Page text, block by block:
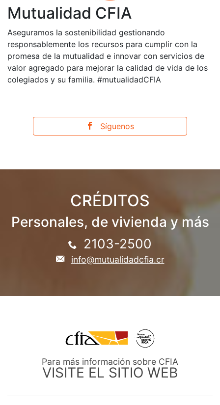
Mutualidad CFIA
Aseguramos la sostenibilidad gestionando
responsablemente los recursos para cumplir con la
promesa de la mutualidad e innovar con servicios de
valor agregado para mejorar la calidad de vida de los
colegiados y su familia. #mutualidadCFIA
Síguenos
CRÉDITOS
Personales, de vivienda y más
2103-2500
info@mutualidadcfia.cr
Para más información sobre CFIA
VISITE EL SITIO WEB